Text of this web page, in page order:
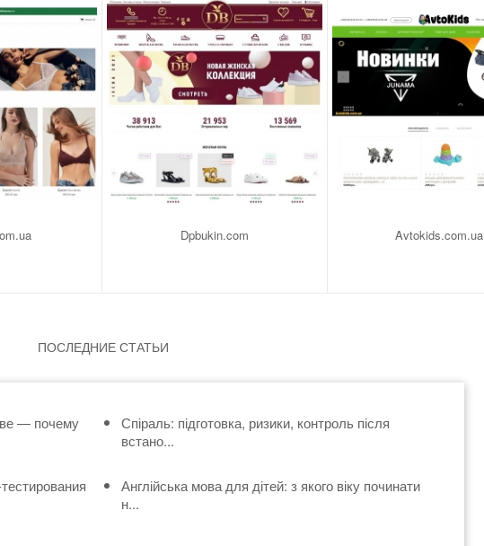
Dpbukin.com Avtokids.com.ua
ПОСЛЕДНИЕ СТАТЬИ
— почему
Спіраль: підготовка, ризики, контроль після
встано...
Англійська мова для дітей: з якого віку починати
н...